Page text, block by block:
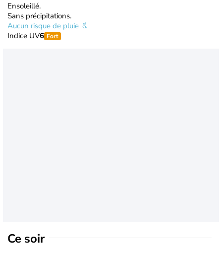
Ensoleillé.
Sans précipitations.
Aucun risque de pluie
Indice UV6 Fort
Ce soir